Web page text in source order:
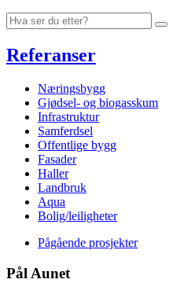
Referanser
Næringsbygg
Gjødsel- og biogasskum
Infrastruktur
Samferdsel
Offentlige bygg
Fasader
Haller
Landbruk
Aqua
Bolig/leiligheter
Pågående prosjekter
Pål Aunet